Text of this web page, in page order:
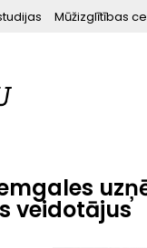
Mūžizglītības
veidotājus